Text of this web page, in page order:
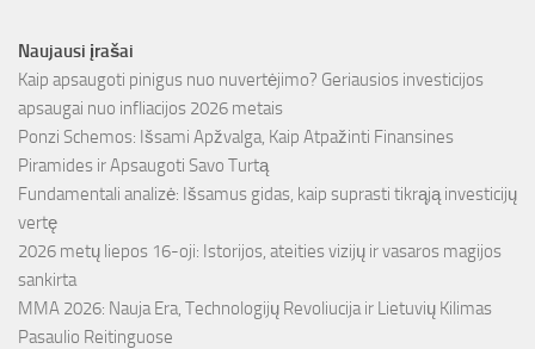
Naujausi įrašai
Kaip apsaugoti pinigus nuo nuvertėjimo? Geriausios investicijos
apsaugai nuo infliacijos 2026 metais
Ponzi Schemos: Išsami Apžvalga, Kaip Atpažinti Finansines
Piramides ir Apsaugoti Savo Turtą
Fundamentali analizė: Išsamus gidas, kaip suprasti tikrąją investicijų
vertę
2026 metų liepos 16-oji: Istorijos, ateities vizijų ir vasaros magijos
sankirta
MMA 2026: Nauja Era, Technologijų Revoliucija ir Lietuvių Kilimas
Pasaulio Reitinguose